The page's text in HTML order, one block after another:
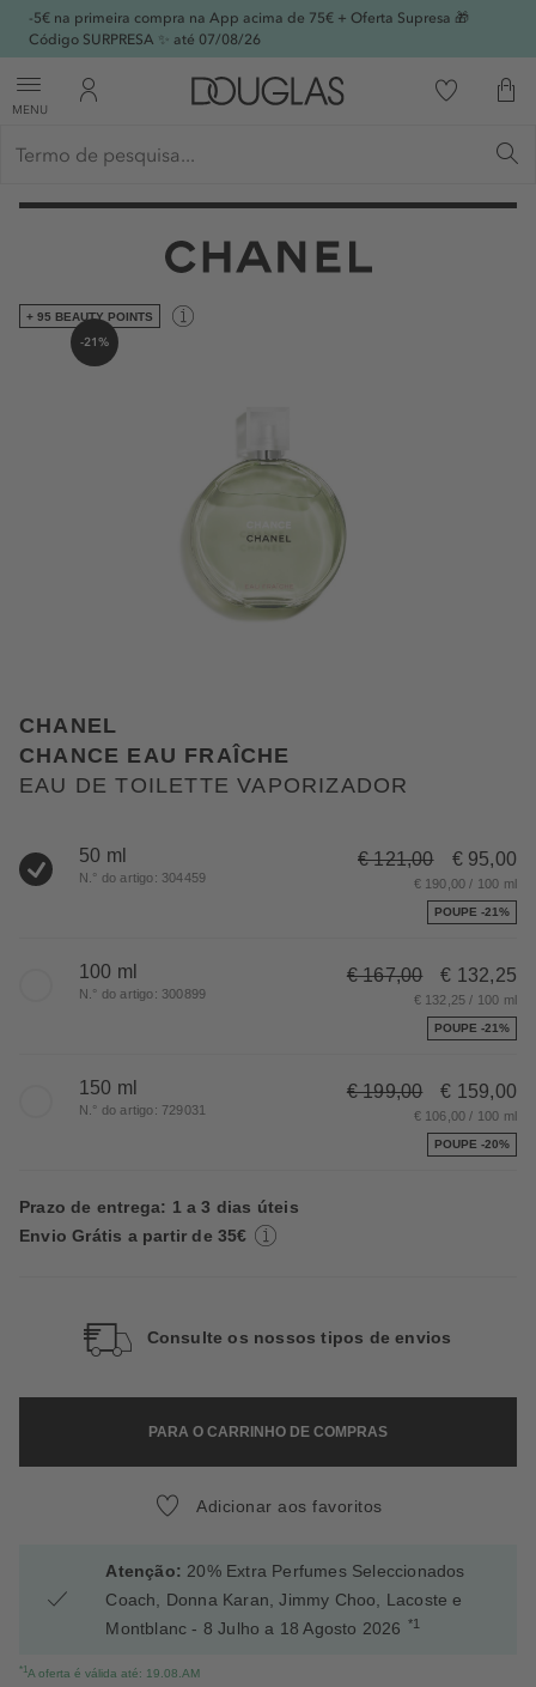
-5€ na primeira compra na App acima de 75€ + Oferta Supresa 🎁
Código SURPRESA ✨ até 07/08/26
MENU
+ 95 BEAUTY POINTS
-21%
CHANEL
CHANCE EAU FRAÎCHE
EAU DE TOILETTE VAPORIZADOR
50 ml
N.° do artigo: 304459
€ 121,00 € 95,00
€ 190,00 / 100 ml
POUPE -21%
100 ml
N.° do artigo: 300899
€ 167,00 € 132,25
€ 132,25 / 100 ml
POUPE -21%
150 ml
N.° do artigo: 729031
€ 199,00 € 159,00
€ 106,00 / 100 ml
POUPE -20%
Prazo de entrega: 1 a 3 dias úteis
Envio Grátis a partir de 35€
Consulte os nossos tipos de envios
PARA O CARRINHO DE COMPRAS
Adicionar aos favoritos
Atenção: 20% Extra Perfumes Seleccionados
Coach, Donna Karan, Jimmy Choo, Lacoste e
Montblanc - 8 Julho a 18 Agosto 2026 *1
*1A oferta é válida até: 19.08.AM